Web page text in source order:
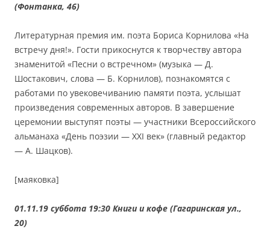
(Фонтанка, 46)
Литературная премия им. поэта Бориса Корнилова «На
встречу дня!». Гости прикоснутся к творчеству автора
знаменитой «Песни о встречном» (музыка — Д.
Шостакович, слова — Б. Корнилов), познакомятся с
работами по увековечиванию памяти поэта, услышат
произведения современных авторов. В завершение
церемонии выступят поэты — участники Всероссийского
альманаха «День поэзии — ХХI век» (главный редактор
— А. Шацков).
[маяковка]
01.11.19 суббота 19:30 Книги и кофе (Гагаринская ул.,
20)